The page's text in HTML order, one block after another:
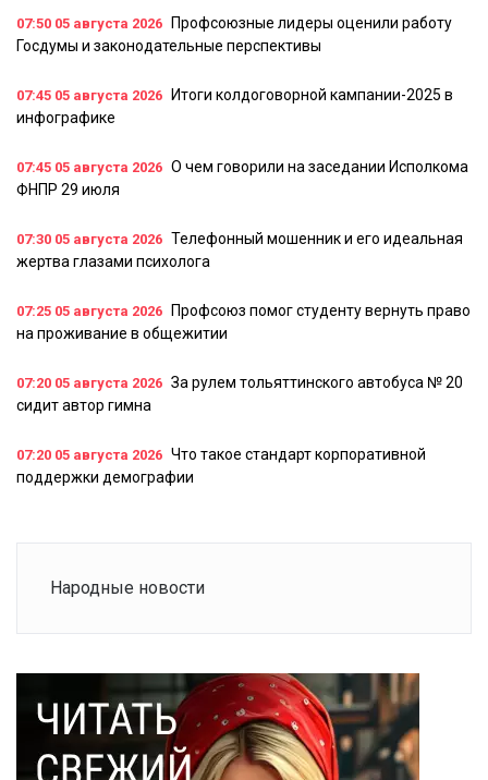
07:50 05 августа 2026
Профсоюзные лидеры оценили работу
Госдумы и законодательные перспективы
07:45 05 августа 2026
Итоги колдоговорной кампании-2025 в
инфографике
07:45 05 августа 2026 О чем говорили на заседании Исполкома
ФНПР 29 июля
07:30 05 августа 2026 Телефонный мошенник и его идеальная
жертва глазами психолога
07:25 05 августа 2026
Профсоюз помог студенту вернуть право
на проживание в общежитии
07:20 05 августа 2026 За рулем тольяттинского автобуса № 20
сидит автор гимна
07:20 05 августа 2026 Что такое стандарт корпоративной
поддержки демографии
Народные новости